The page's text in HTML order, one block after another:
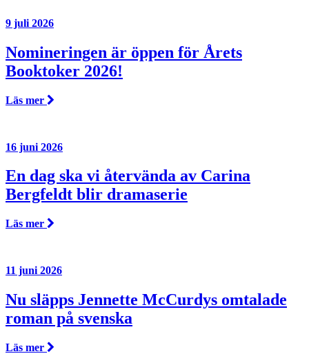
9 juli 2026
Nomineringen är öppen för Årets
Booktoker 2026!
Läs mer
16 juni 2026
En dag ska vi återvända av Carina
Bergfeldt blir dramaserie
Läs mer
11 juni 2026
Nu släpps Jennette McCurdys omtalade
roman på svenska
Läs mer